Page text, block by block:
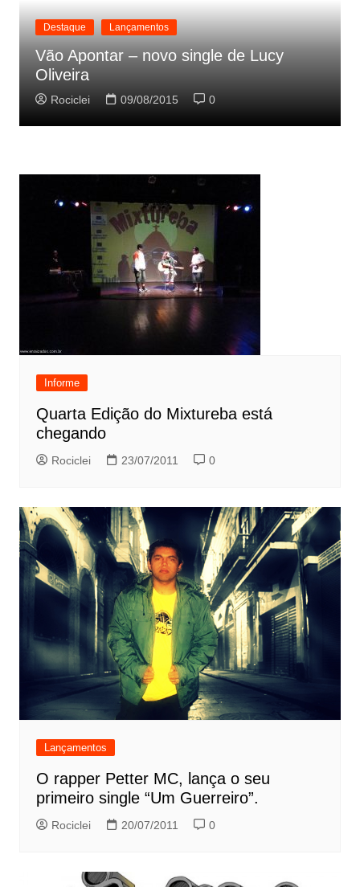
Destaque Lançamentos
Vão Apontar – novo single de Lucy
Oliveira
Rociclei 09/08/2015 0
Informe
Quarta Edição do Mixtureba está
chegando
Rociclei 23/07/2011 0
Lançamentos
O rapper Petter MC, lança o seu
primeiro single “Um Guerreiro”.
Rociclei 20/07/2011 0